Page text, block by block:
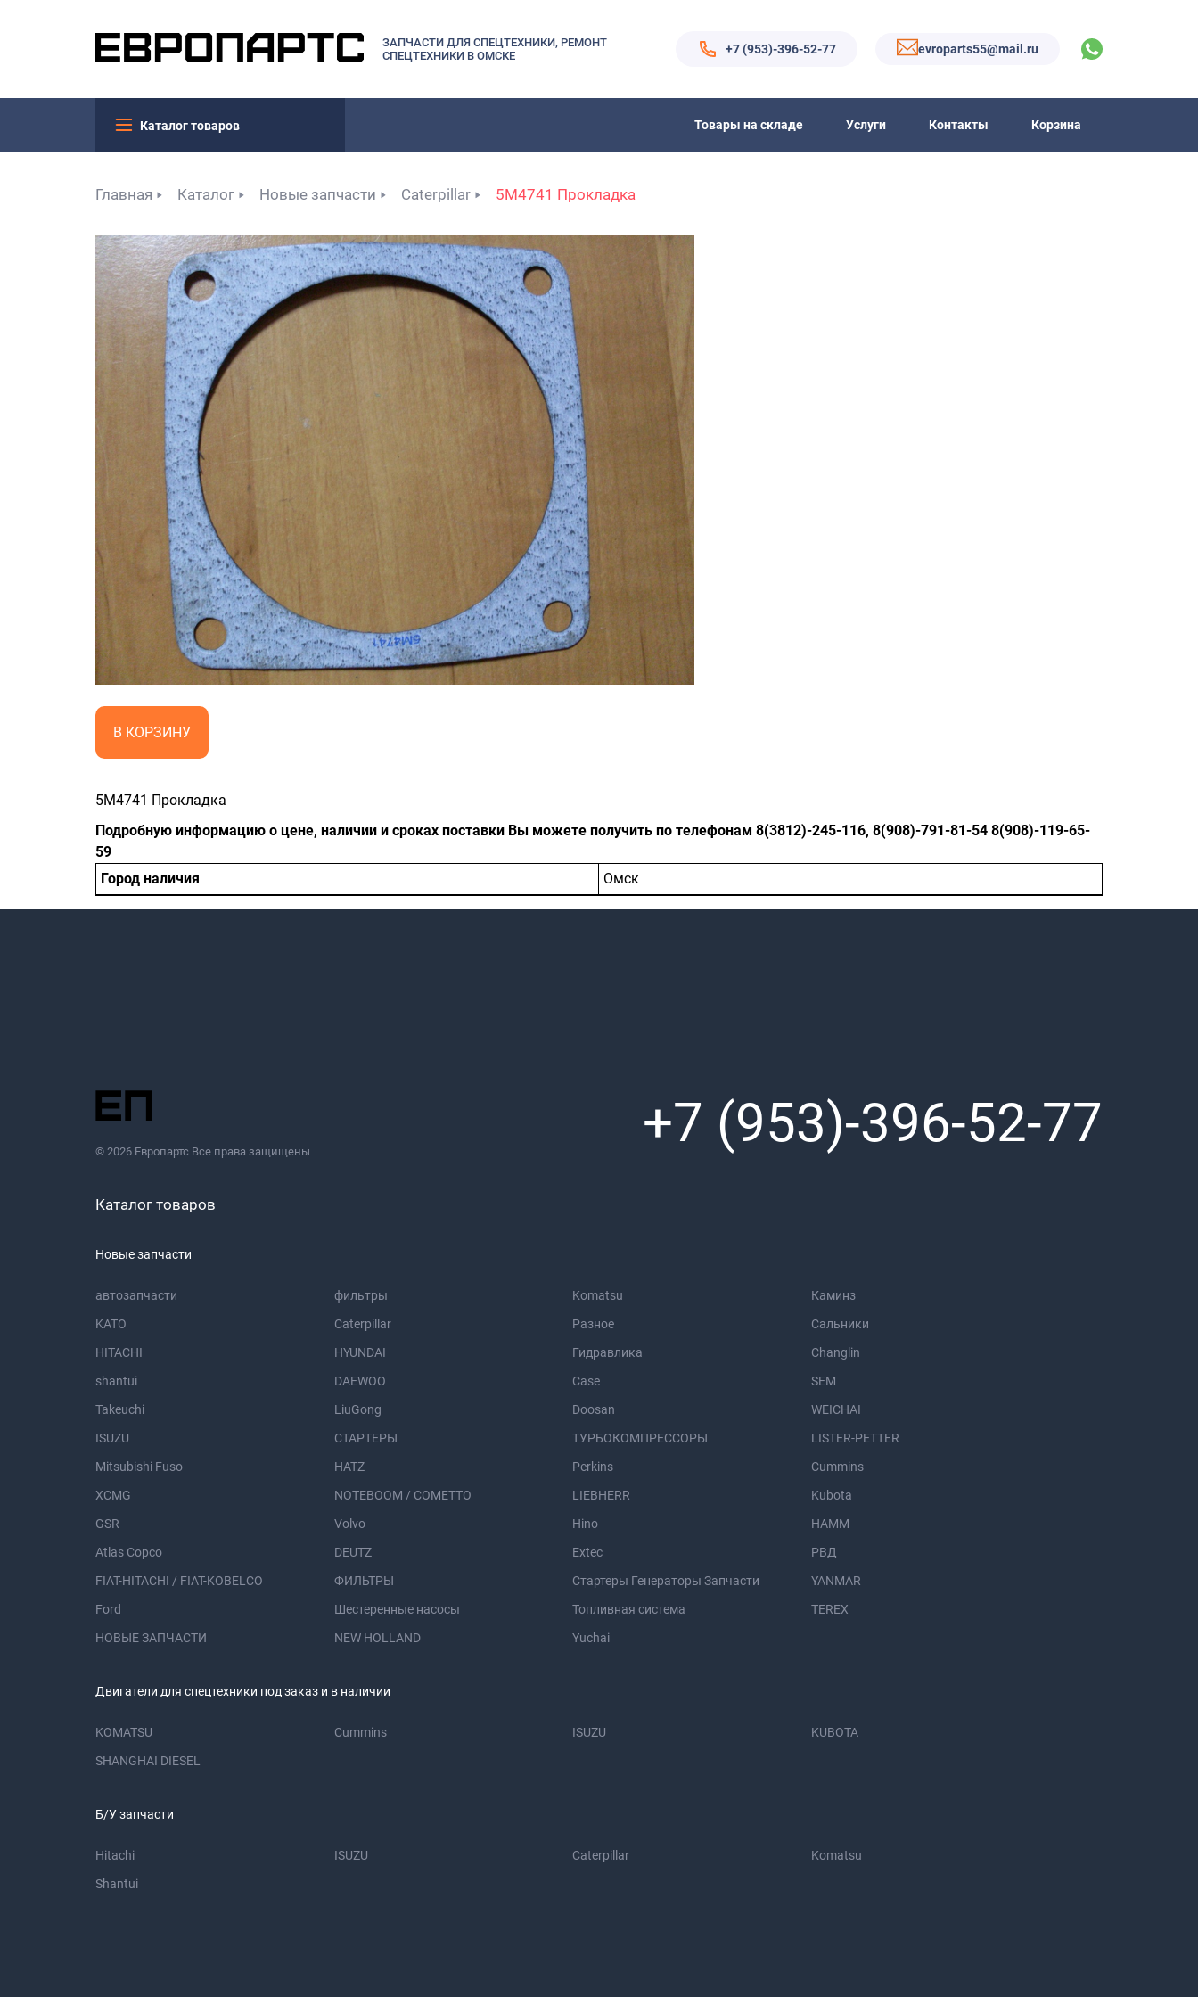
ЗАПЧАСТИ ДЛЯ СПЕЦТЕХНИКИ, РЕМОНТ
СПЕЦТЕХНИКИ В ОМСКЕ
+7 (953)-396-52-77 evroparts55@mail.ru
Каталог товаров Товары на складе Услуги Контакты Корзина
Главная Каталог Новые запчасти Caterpillar 5M4741 Прокладка
В КОРЗИНУ
5M4741 Прокладка
Подробную информацию о цене, наличии и сроках поставки Вы можете получить по телефонам 8(3812)-245-116, 8(908)-791-81-54 8(908)-119-65-
59
Город наличия
Омск
© 2026 Европартс Все права защищены +7 (953)-396-52-77
Каталог товаров
Новые запчасти
автозапчасти фильтры Komatsu
Каминз
KATO
Caterpillar Разное
Сальники
HITACHI
HYUNDAI Гидравлика
Changlin
shantui
DAEWOO Case
SEM
Takeuchi
LiuGong Doosan
WEICHAI
ISUZU
СТАРТЕРЫ ТУРБОКОМПРЕССОРЫ
LISTER-PETTER
Mitsubishi Fuso
HATZ Perkins
Cummins
XCMG
NOTEBOOM / COMETTO LIEBHERR
Kubota
GSR
Volvo Hino
HAMM
Atlas Copco
DEUTZ Extec
РВД
FIAT-HITACHI / FIAT-KOBELCO
ФИЛЬТРЫ Стартеры Генераторы Запчасти
YANMAR
Ford
Шестеренные насосы Топливная система
TEREX
НОВЫЕ ЗАПЧАСТИ
NEW HOLLAND Yuchai
Двигатели для спецтехники под заказ и в наличии
KOMATSU Cummins ISUZU
KUBOTA
SHANGHAI DIESEL
Б/У запчасти
Hitachi ISUZU Caterpillar
Komatsu
Shantui